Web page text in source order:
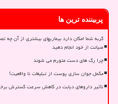
پربیننده ترین ها
گربه شما امکان دارد بیماریهای بیشتری از آن چه
صیانت از خود انجام دهید
چرا رگ های دست متورم می شوند
مکمل جوان سازی پوست از تبلیغات تا واقعیت!
تأثیر داروهای دیابت در کاهش سرعت گسترش